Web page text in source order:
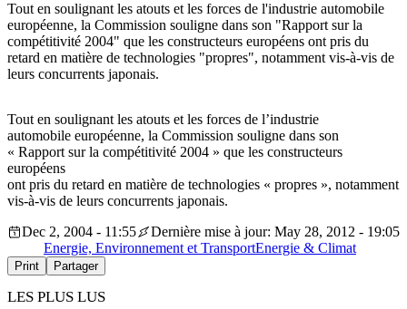
Tout en soulignant les atouts et les forces de l'industrie automobile
européenne, la Commission souligne dans son "Rapport sur la
compétitivité 2004" que les constructeurs européens ont pris du
retard en matière de technologies "propres", notamment vis-à-vis de
leurs concurrents japonais.
Tout en soulignant les atouts et les forces de l’industrie
automobile européenne, la Commission souligne dans son
« Rapport sur la compétitivité 2004 » que les constructeurs
européens
ont pris du retard en matière de technologies « propres », notamment
vis-à-vis de leurs concurrents japonais.
Dec 2, 2004 - 11:55
Dernière mise à jour: May 28, 2012 - 19:05
Energie, Environnement et TransportEnergie & Climat
Print Partager
LES PLUS LUS